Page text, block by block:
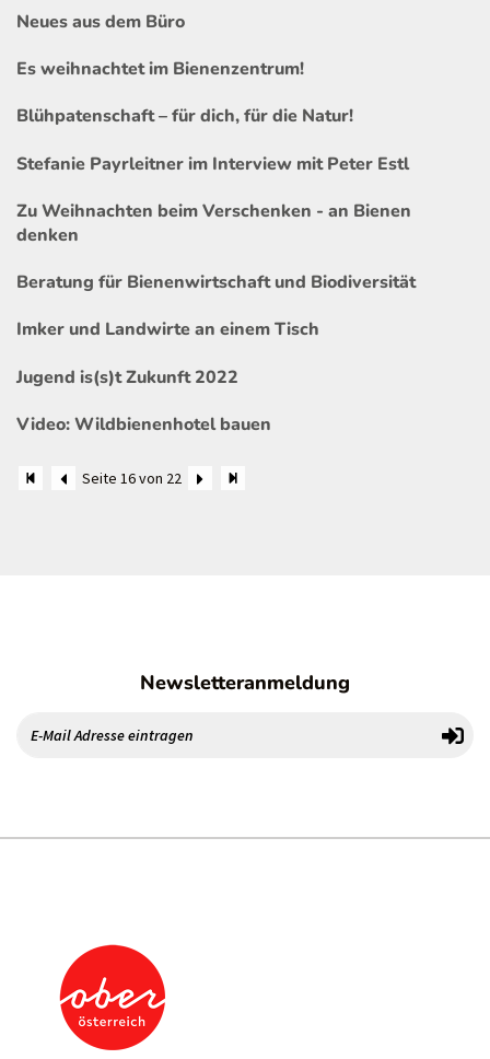
Neues aus dem Büro
Es weihnachtet im Bienenzentrum!
Blühpatenschaft – für dich, für die Natur!
Stefanie Payrleitner im Interview mit Peter Estl
Zu Weihnachten beim Verschenken - an Bienen
denken
Beratung für Bienenwirtschaft und Biodiversität
Imker und Landwirte an einem Tisch
Jugend is(s)t Zukunft 2022
Video: Wildbienenhotel bauen
Seite 16 von 22
Newsletteranmeldung